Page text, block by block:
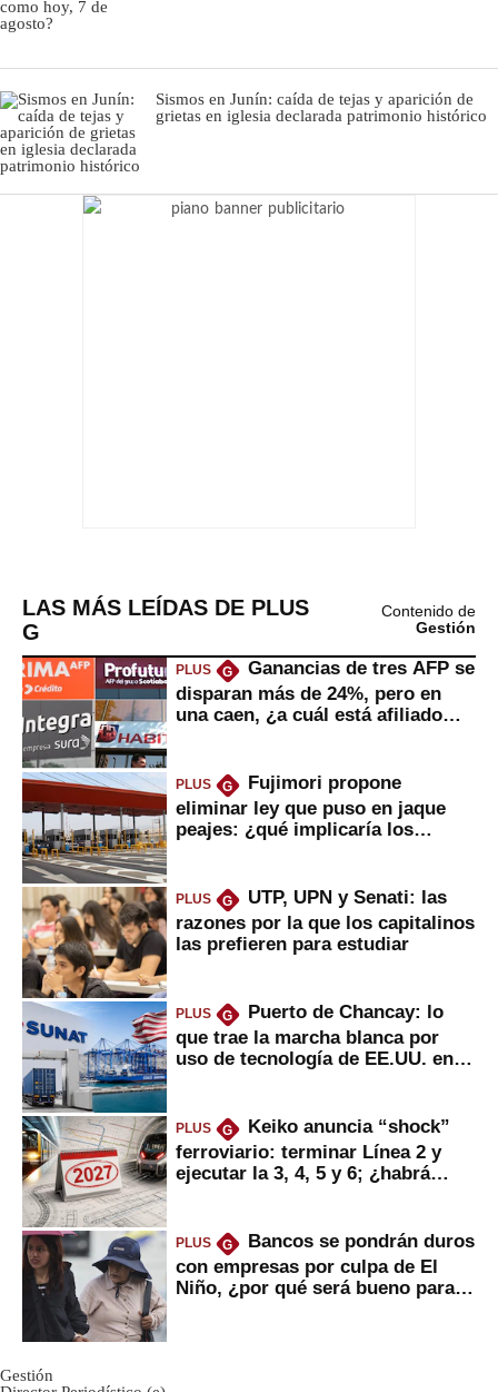
Sismos en Junín: caída de tejas y aparición de
grietas en iglesia declarada patrimonio histórico
LAS MÁS LEÍDAS DE PLUS
G
Contenido de
Gestión
PLUS G
Ganancias de tres AFP se
disparan más de 24%, pero en
una caen, ¿a cuál está afiliado
PLUS G
Fujimori propone
eliminar ley que puso en jaque
peajes: ¿qué implicaría los
PLUS G
UTP, UPN y Senati: las
razones por la que los capitalinos
las prefieren para estudiar
PLUS G
Puerto de Chancay: lo
que trae la marcha blanca por
uso de tecnología de EE.UU. en
PLUS G
Keiko anuncia “shock”
ferroviario: terminar Línea 2 y
ejecutar la 3, 4, 5 y 6; ¿habrá
PLUS G
Bancos se pondrán duros
con empresas por culpa de El
Niño, ¿por qué será bueno para
Gestión